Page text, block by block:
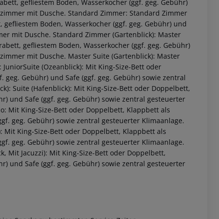
gefliestem Boden, Wasserkocher (ggf. geg. Gebühr)
mit Dusche. Standard Zimmer: Standard Zimmer
Boden, Wasserkocher (ggf. geg. Gebühr) und
mit Dusche. Standard Zimmer (Gartenblick): Master
gefliestem Boden, Wasserkocher (ggf. geg. Gebühr)
mit Dusche. Master Suite (Gartenblick): Master
(Ozeanblick): Mit King-Size-Bett oder
Gebühr) und Safe (ggf. geg. Gebühr) sowie zentral
Suite (Hafenblick): Mit King-Size-Bett oder Doppelbett,
und Safe (ggf. geg. Gebühr) sowie zentral gesteuerter
Mit King-Size-Bett oder Doppelbett, Klappbett als
geg. Gebühr) sowie zentral gesteuerter Klimaanlage.
Mit King-Size-Bett oder Doppelbett, Klappbett als
geg. Gebühr) sowie zentral gesteuerter Klimaanlage.
Mit Jacuzzi): Mit King-Size-Bett oder Doppelbett,
und Safe (ggf. geg. Gebühr) sowie zentral gesteuerter